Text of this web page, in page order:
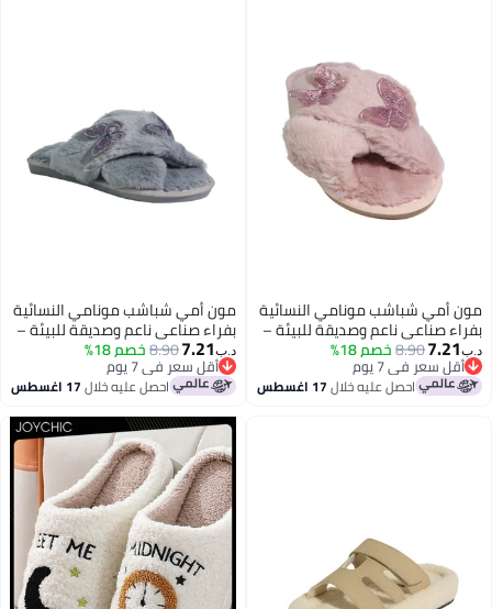
أمي شباشب مونامي النسائية
صناعي ناعم وصديقة للبيئة –
منزلية مريحة بفوم الذاكرة،
مفتوح من الأمام، ونعل
للانزلاق – صنادل ناعمة مثالية
7.21
8.90خصم 18%
أقل سعر في 7 يوم
أقل سعر في 7 يوماحصل عليه خلال17 اغسطس
مون أمي شباشب مونامي النسائية
بفراء صناعي ناعم وصديقة للبيئة –
شرائح منزلية مريحة بفوم الذاكرة،
تصميم مفتوح من الأمام، ونعل
مضاد للانزلاق – صنادل ناعمة مثالية
والاسترخاء المنزلي
7.21
8.90خصم 18%
أقل سعر في 7 يوم
أقل سعر في 7 يوماحصل عليه خلال17 اغسطس